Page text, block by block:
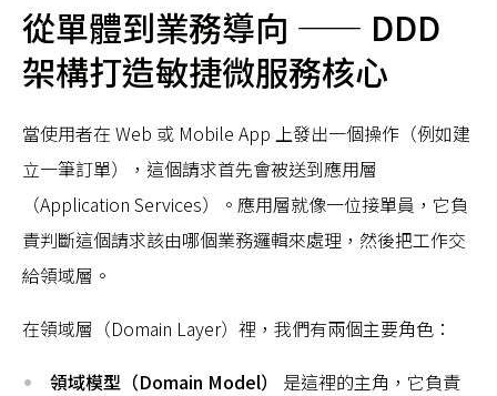
從單體到業務導向 —— DDD
架構打造敏捷微服務核心
當使用者在 Web 或 Mobile App 上發出一個操作（例如建
立一筆訂單），這個請求首先會被送到應用層
（Application Services）。應用層就像一位接單員，它負
責判斷這個請求該由哪個業務邏輯來處理，然後把工作交
給領域層。
在領域層（Domain Layer）裡，我們有兩個主要角色：
領域模型（Domain Model）
是這裡的主角，它負責